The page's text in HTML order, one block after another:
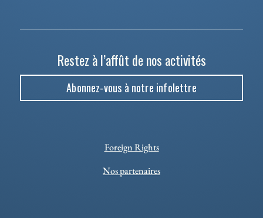
Restez à l’affût de nos activités
Abonnez-vous à notre infolettre
Foreign Rights
Nos partenaires